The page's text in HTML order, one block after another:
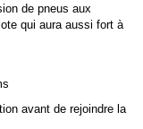
de pneus aux
qui aura aussi fort à
avant de rejoindre la